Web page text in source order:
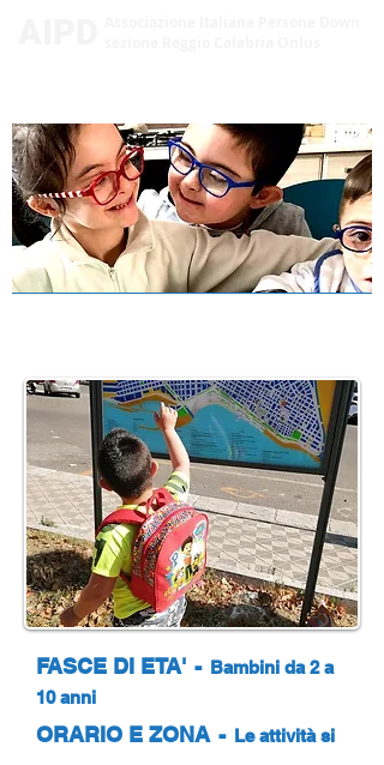
FASCE DI ETA' - Bambini da 2 a
10 anni
ORARIO E ZONA - Le attività si